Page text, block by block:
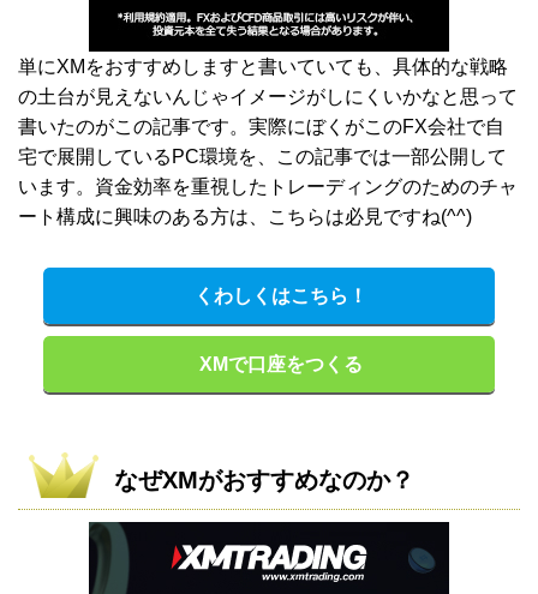
単にXMをおすすめしますと書いていても、具体的な戦略
の土台が見えないんじゃイメージがしにくいかなと思って
書いたのがこの記事です。実際にぼくがこのFX会社で自
宅で展開しているPC環境を、この記事では一部公開して
います。資金効率を重視したトレーディングのためのチャ
ート構成に興味のある方は、こちらは必見ですね(^^)
くわしくはこちら！
XMで口座をつくる
なぜXMがおすすめなのか？